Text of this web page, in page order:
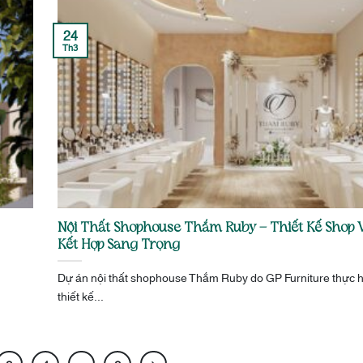
Nội Thất Shophouse Thắm Ruby – Thiết Kế Shop
Kết Hợp Sang Trọng
Dự án nội thất shophouse Thắm Ruby do GP Furniture thực
thiết kế...
24
Th3